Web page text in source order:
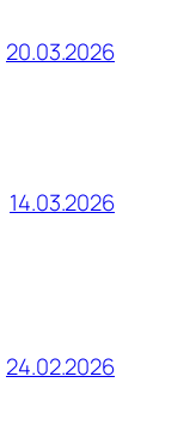
20.03.2026
14.03.2026
24.02.2026